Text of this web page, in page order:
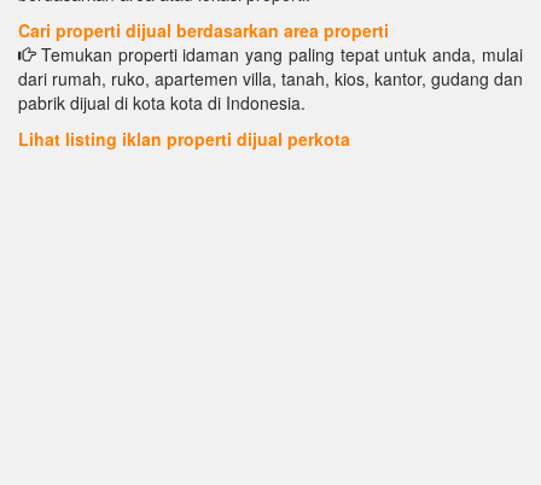
Cari properti dijual berdasarkan area properti
Temukan properti idaman yang paling tepat untuk anda, mulai
dari rumah, ruko, apartemen villa, tanah, kios, kantor, gudang dan
pabrik dijual di kota kota di Indonesia.
Lihat listing iklan properti dijual perkota